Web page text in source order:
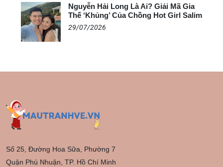
Nguyễn Hải Long Là Ai? Giải Mã Gia
Thế ‘Khủng’ Của Chồng Hot Girl Salim
29/07/2026
Số 25, Đường Hoa Sữa, Phường 7
Quận Phú Nhuận, TP. Hồ Chí Minh